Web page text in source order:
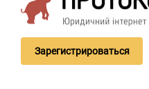
Зарегистрироваться